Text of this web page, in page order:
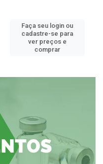
Faça seu login ou
cadastre-se para
ver preços e
comprar